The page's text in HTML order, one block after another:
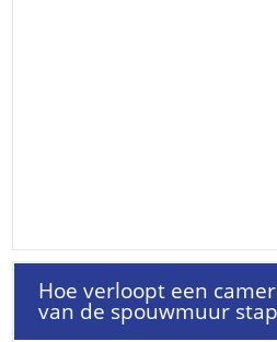
Hoe verloopt een
van de spouwmuur